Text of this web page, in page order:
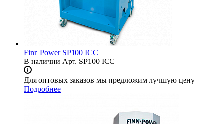
Finn Power SP100 ICC
В наличии Арт. SP100 ICC
Для оптовых заказов мы предложим лучшую цену
Подробнее